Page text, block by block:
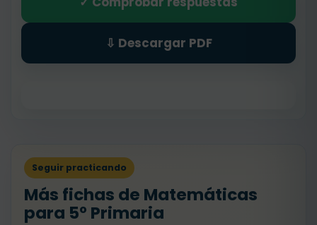
⇩ Descargar PDF
Seguir practicando
Más fichas de Matemáticas
para 5º Primaria